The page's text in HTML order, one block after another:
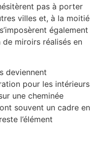
pas à porter
villes et, à la moitié
également
miroirs réalisés en
deviennent
pour les intérieurs
une cheminée
souvent un cadre en
l’élément